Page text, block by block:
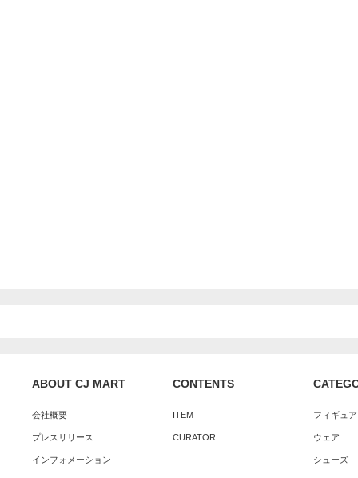
ABOUT CJ MART
会社概要
プレスリリース
インフォメーション
CONTENTS
ITEM
CURATOR
フィギュ
ウェア
シューズ